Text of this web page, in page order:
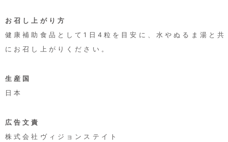
に対して開示することはありません。ただし、次の各号の場合
には、会員の事前の同意なく、当社は会員情報その他のお客様
に、当社おいて利用することができるものとします。
3. 当社は、会員に対して、メールマガジンその他の方法による
お召し上がり方
健康補助食品として1日4粒を目安に、水やぬるま湯と共
にお召し上がりください。
生産国
日本
広告文責
株式会社ヴィジョンステイト